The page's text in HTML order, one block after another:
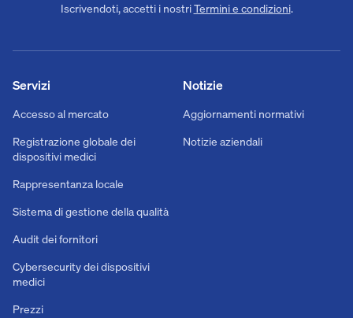
Iscrivendoti, accetti i nostriTermini e condizioni.
Notizie
Aggiornamenti normativi
Notizie aziendali
Servizi
Accesso al mercato
Registrazione globale dei
dispositivi medici
Rappresentanza locale
Sistema di gestione della qualità
Audit dei fornitori
Cybersecurity dei dispositivi
medici
Prezzi